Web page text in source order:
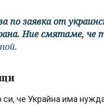
по заявка от
Ние смятаме, че
че Украйна има